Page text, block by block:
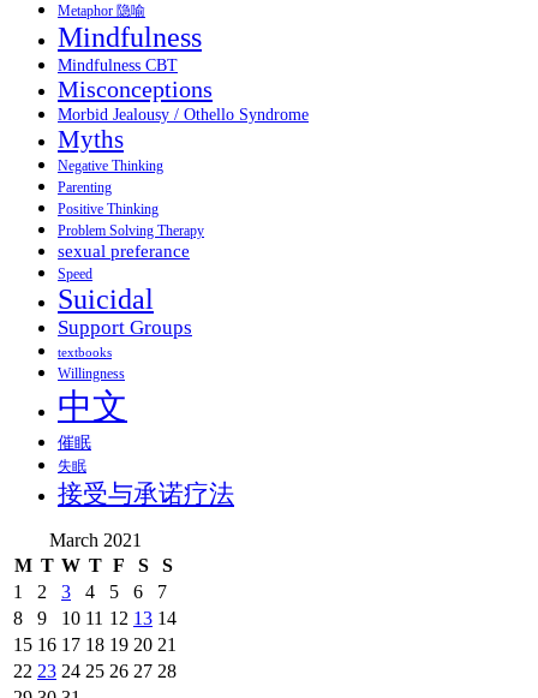
Metaphor 隐喻
Mindfulness
Mindfulness CBT
Misconceptions
Morbid Jealousy / Othello Syndrome
Myths
Negative Thinking
Parenting
Positive Thinking
Problem Solving Therapy
sexual preferance
Speed
Suicidal
Support Groups
textbooks
Willingness
中文
催眠
失眠
接受与承诺疗法
March 2021
M T W T F S
S
1
2 3 4 5 6
7
8
9 10 11 12 13 14
15 16 17 18 19 20 21
22 23 24 25 26 27 28